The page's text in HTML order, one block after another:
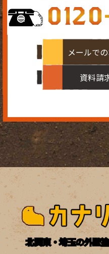
メールで
資料請
北関東・埼玉の外壁